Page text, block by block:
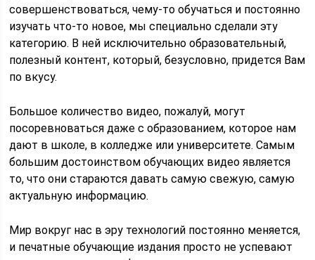
совершенствоваться, чему-то обучаться и постоянно
изучать что-то новое, мы специально сделали эту
категорию. В ней исключительно образовательный,
полезный контент, который, безусловно, придется Вам
по вкусу.
Большое количество видео, пожалуй, могут
посоревноваться даже с образованием, которое нам
дают в школе, в колледже или университете. Самым
большим достоинством обучающих видео является
то, что они стараются давать самую свежую, самую
актуальную информацию.
Мир вокруг нас в эру технологий постоянно меняется,
и печатные обучающие издания просто не успевают